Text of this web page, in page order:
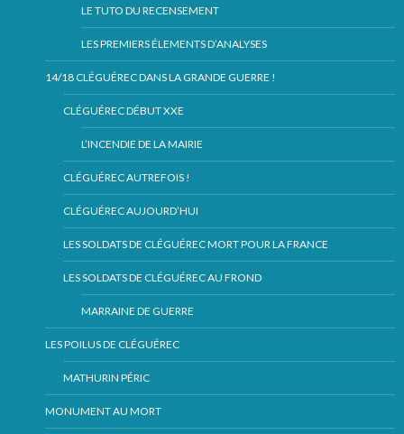
LE TUTO DU RECENSEMENT
LES PREMIERS ÉLEMENTS D’ANALYSES
14/18 CLÉGUÉREC DANS LA GRANDE GUERRE !
CLÉGUÉREC DÉBUT XXE
L’INCENDIE DE LA MAIRIE
CLÉGUÉREC AUTREFOIS !
CLÉGUÉREC AUJOURD’HUI
LES SOLDATS DE CLÉGUÉREC MORT POUR LA FRANCE
LES SOLDATS DE CLÉGUÉREC AU FROND
MARRAINE DE GUERRE
LES POILUS DE CLÉGUÉREC
MATHURIN PÉRIC
MONUMENT AU MORT